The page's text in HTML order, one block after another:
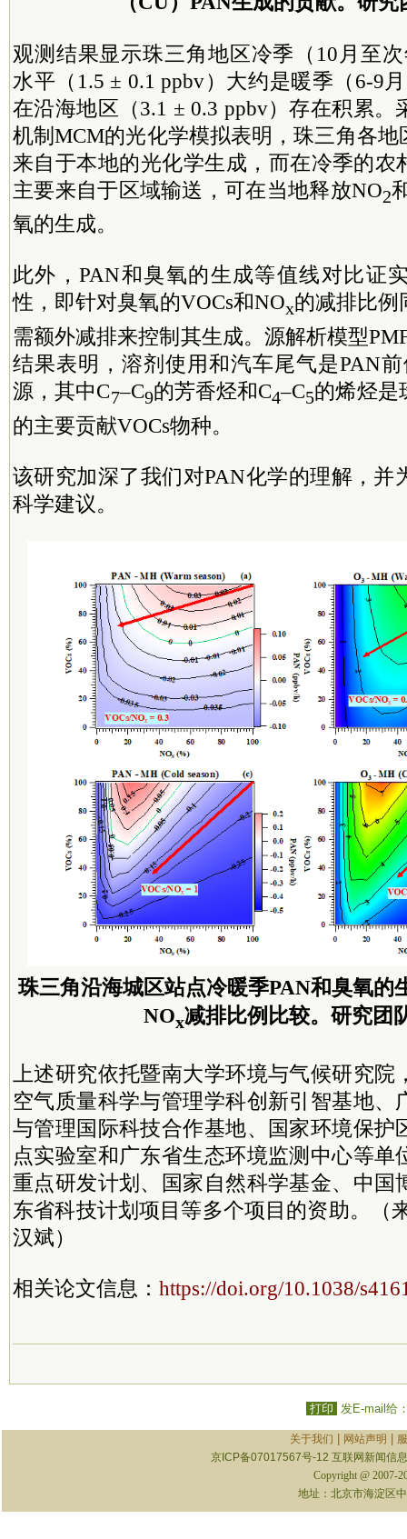
观测结果显示珠三角地区冷季（10月至
水平（1.5 ± 0.1 ppbv）大约是暖季（6-9
在沿海地区（3.1 ± 0.3 ppbv）存在积累。
机制MCM的光化学模拟表明，珠三角各地
来自于本地的光化学生成，而在冷季的农
主要来自于区域输送，可在当地释放NO2
氧的生成。
此外，PAN和臭氧的生成等值线对比证
性，即针对臭氧的VOCs和NOx的减排比例
需额外减排来控制其生成。源解析模型
结果表明，溶剂使用和汽车尾气是PAN
源，其中C7–C9的芳香烃和C4–C5的烯烃是
的主要贡献VOCs物种。
该研究加深了我们对PAN化学的理解，并
科学建议。
珠三角沿海城区站点冷暖季PAN和臭氧的
NOx减排比例比较。研究团
上述研究依托暨南大学环境与气候研究
空气质量科学与管理学科创新引智基地、
与管理国际科技合作基地、国家环境保护
点实验室和广东省生态环境监测中心等单
重点研发计划、国家自然科学基金、中国
东省科技计划项目等多个项目的资助。（
汉斌）
相关论文信息： https://doi.org/10.1038/
打印 发E-mail给
关于我们 网站声明
京ICP备07017567号-12 互联网新闻信
Copyright @ 2007-
地址：北京市海淀区